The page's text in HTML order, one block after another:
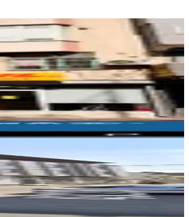
SELANİK GAYRİMENKULufuk ulunç
Ara
KOZAN GAYRİMENKUL
Ara